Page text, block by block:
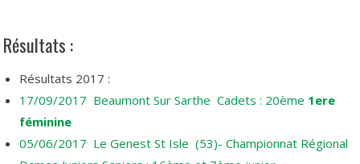
Résultats :
Résultats 2017 :
17/09/2017 Beaumont Sur Sarthe Cadets : 20ème 1ere
féminine
05/06/2017 Le Genest St Isle (53)- Championnat Régional